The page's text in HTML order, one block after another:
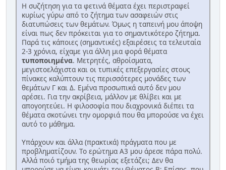
Η συζήτηση για τα φετινά θέματα έχει περιστραφεί
κυρίως γύρω από το ζήτημα των ασαφειών στις
διατυπώσεις των θεμάτων. Όμως η ταπεινή μου άποψη
είναι πως δεν πρόκειται για το σημαντικότερο ζήτημα.
Παρά τις κάποιες (σημαντικές) εξαιρέσεις τα τελευταία
2-3 χρόνια, είχαμε για άλλη μια φορά θέματα
τυποποιημένα. Μετρητές, αθροίσματα,
μεγιστοελάχιστα και οι τυπικές επεξεργασίες στους
πίνακες καλύπτουν τις περισσότερες μονάδες των
θεμάτων Γ και Δ. Εμένα προσωπικά αυτό δεν μου
αρέσει. Για την ακρίβεια, μάλλον με θλίβει και με
απογοητεύει. Η φιλοσοφία που διαχρονικά διέπει τα
θέματα σκοτώνει την ομορφιά που θα μπορούσε να έχει
αυτό το μάθημα.
Υπάρχουν και άλλα (πρακτικά) πράγματα που με
προβληματίζουν. Το ερώτημα Α3 μου άρεσε πάρα πολύ.
Αλλά ποιό τμήμα της θεωρίας εξετάζει; Δεν θα